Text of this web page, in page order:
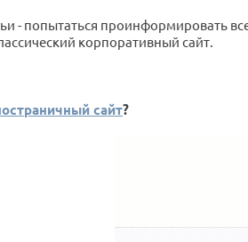
- попытаться проинформировать
корпоративный сайт.
сайт?